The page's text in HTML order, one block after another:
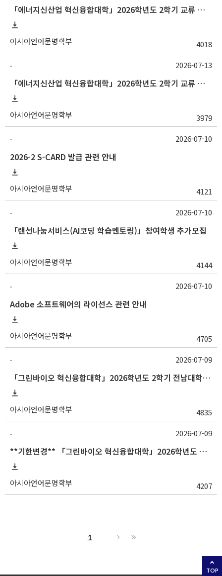
「에너지신산업 혁신융합대학」2026학년도 2학기 교류 수학 안내 (부산대)
아시아언어문명학부 4018
-
「에너지신산업 혁신융합대학」2026학년도 2학기 교류 수학 안내 (고려대)
아시아언어문명학부 3979
2026-07-13
-
2026-2 S-CARD 발급 관련 안내
아시아언어문명학부 4121
2026-07-10
-
「랜선나눔서비스(AI코딩 학습멘토링)」참여학생 추가모집
아시아언어문명학부 4144
2026-07-10
-
Adobe 소프트웨어의 라이선스 관련 안내
아시아언어문명학부 4705
2026-07-10
-
「그린바이오 혁신융합대학」2026학년도 2학기 전남대학교 교류 수학 안내
아시아언어문명학부 4835
2026-07-09
-
**기한변경** 「그린바이오 혁신융합대학」2026학년도 하계 충남대학교 교류 수학 안내
아시아언어문명학부 4207
2026-07-09
1
TOP